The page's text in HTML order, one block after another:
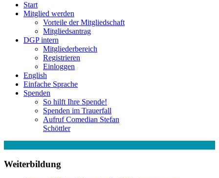
Start
Mitglied werden
Vorteile der Mitgliedschaft
Mitgliedsantrag
DGP intern
Mitgliederbereich
Registrieren
Einloggen
English
Einfache Sprache
Spenden
So hilft Ihre Spende!
Spenden im Trauerfall
Aufruf Comedian Stefan
Schöttler
Weiterbildung